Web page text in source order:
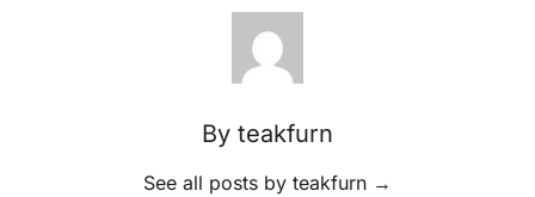
By teakfurn
See all posts by teakfurn →